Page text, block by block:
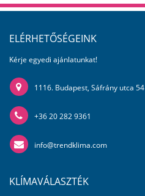
ELÉRHETŐSÉGEINK
Kérje egyedi ajánlatunkat!
1116. Budapest, Sáfrány utca 54
+36 20 282 9361
info@trendklima.com
KLÍMAVÁLASZTÉK